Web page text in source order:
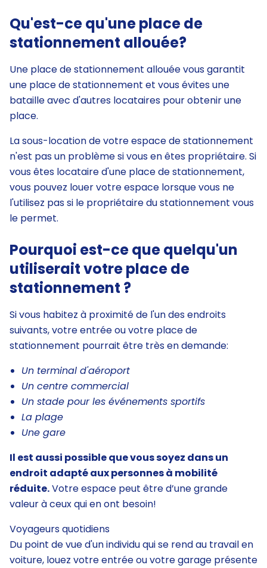
Qu'est-ce qu'une place de
stationnement allouée?
Une place de stationnement allouée vous garantit
une place de stationnement et vous évites une
bataille avec d'autres locataires pour obtenir une
place.
La sous-location de votre espace de stationnement
n'est pas un problème si vous en êtes propriétaire. Si
vous êtes locataire d'une place de stationnement,
vous pouvez louer votre espace lorsque vous ne
l'utilisez pas si le propriétaire du stationnement vous
le permet.
Pourquoi est-ce que quelqu'un
utiliserait votre place de
stationnement ?
Si vous habitez à proximité de l'un des endroits
suivants, votre entrée ou votre place de
stationnement pourrait être très en demande:
Un terminal d'aéroport
Un centre commercial
Un stade pour les événements sportifs
La plage
Une gare
Il est aussi possible que vous soyez dans un
endroit adapté aux personnes à mobilité
réduite.Votre espace peut être d’une grande
valeur à ceux qui en ont besoin!
Voyageurs quotidiens
Du point de vue d'un individu qui se rend au travail en
voiture, louez votre entrée ou votre garage présente